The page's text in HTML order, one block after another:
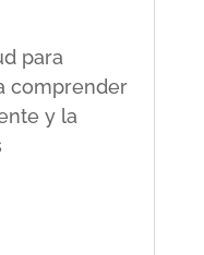
para
comprender
y la